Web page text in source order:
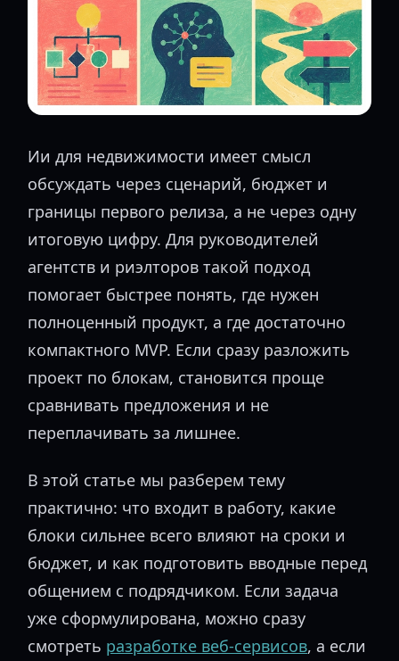
Ии для недвижимости имеет смысл
обсуждать через сценарий, бюджет и
границы первого релиза, а не через одну
итоговую цифру. Для руководителей
агентств и риэлторов такой подход
помогает быстрее понять, где нужен
полноценный продукт, а где достаточно
компактного MVP. Если сразу разложить
проект по блокам, становится проще
сравнивать предложения и не
переплачивать за лишнее.
В этой статье мы разберем тему
практично: что входит в работу, какие
блоки сильнее всего влияют на сроки и
бюджет, и как подготовить вводные перед
общением с подрядчиком. Если задача
уже сформулирована, можно сразу
смотреть разработке веб-сервисов, а если